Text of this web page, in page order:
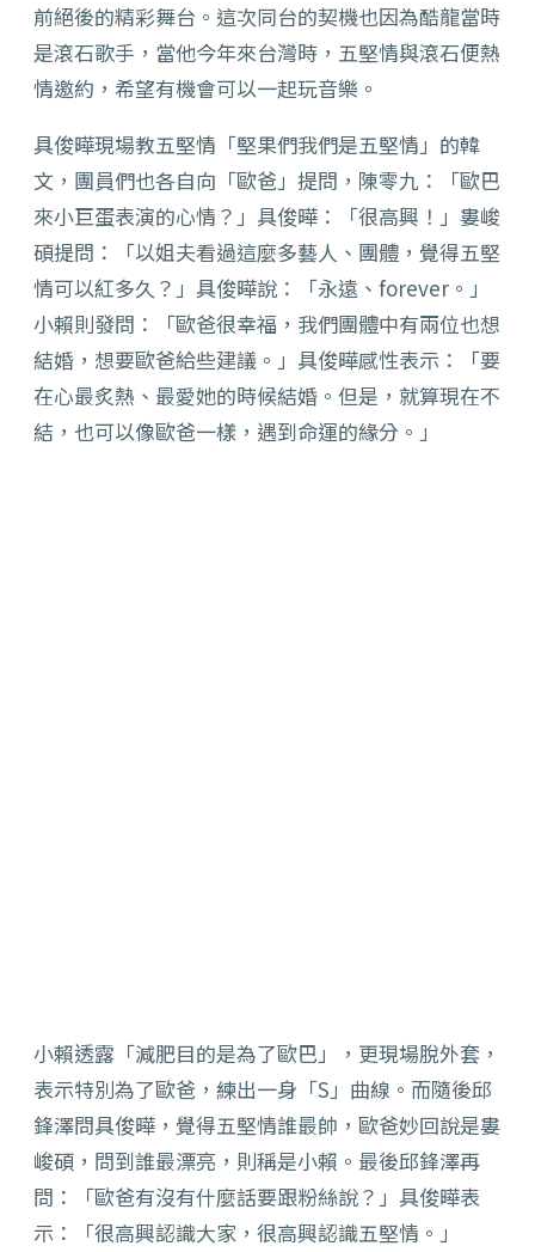
前絕後的精彩舞台。這次同台的契機也因為酷龍當時
是滾石歌手，當他今年來台灣時，五堅情與滾石便熱
情邀約，希望有機會可以一起玩音樂。
具俊曄現場教五堅情「堅果們我們是五堅情」的韓
文，團員們也各自向「歐爸」提問，陳零九：「歐巴
來小巨蛋表演的心情？」具俊曄：「很高興！」婁峻
碩提問：「以姐夫看過這麼多藝人、團體，覺得五堅
情可以紅多久？」具俊曄說：「永遠、forever。」
小賴則發問：「歐爸很幸福，我們團體中有兩位也想
結婚，想要歐爸給些建議。」具俊曄感性表示：「要
在心最炙熱、最愛她的時候結婚。但是，就算現在不
結，也可以像歐爸一樣，遇到命運的緣分。」
小賴透露「減肥目的是為了歐巴」，更現場脫外套，
表示特別為了歐爸，練出一身「S」曲線。而隨後邱
鋒澤問具俊曄，覺得五堅情誰最帥，歐爸妙回說是婁
峻碩，問到誰最漂亮，則稱是小賴。最後邱鋒澤再
問：「歐爸有沒有什麼話要跟粉絲說？」具俊曄表
示：「很高興認識大家，很高興認識五堅情。」